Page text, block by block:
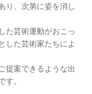
り、次第に姿を消し
た芸術運動がおこっ
した芸術家たちによ
提案できるような出
。